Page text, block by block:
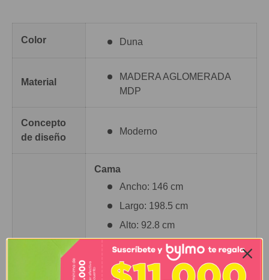
Color Duna
Material
MADERA AGLOMERADA
MDP
Concepto
de diseño
Moderno
Cama
Ancho: 146 cm
Largo: 198.5 cm
Alto: 92.8 cm
Peso: 20 kg